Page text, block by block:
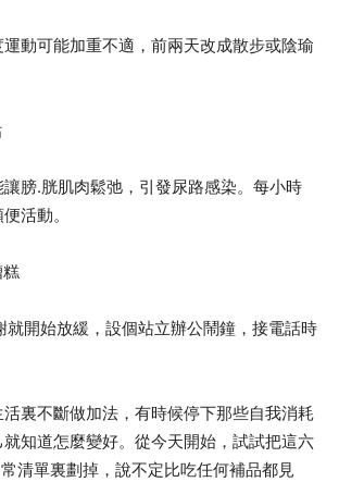
動可能加重不適，前兩天改成散步或陰瑜
膀.胱肌肉鬆弛，引發尿路感染。每小時
活動。
就開始放緩，設個站立辦公鬧鐘，接電話時
裏不斷做加法，有時候停下那些自我消耗
知道怎麼變好。從今天開始，試試把這六
清單裏劃掉，說不定比吃任何補品都見